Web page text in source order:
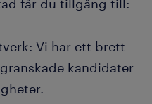
får du tillgång till:
Vi har ett brett
kandidater